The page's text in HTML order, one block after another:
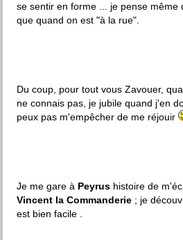
se sentir en forme ... je pense
que quand on est "à la rue".
Du coup, pour tout vous Zavouer,
ne connais pas, je jubile quand j'en
peux pas m'empêcher de me réjouir
Je me gare à Peyrus histoire de
Vincent la Commanderie ; je
est bien facile .